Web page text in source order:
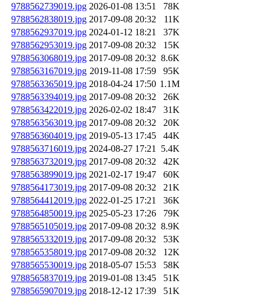
9788562739019.jpg 2026-01-08 13:51
78K
9788562838019.jpg 2017-09-08 20:32
11K
9788562937019.jpg 2024-01-12 18:21
37K
9788562953019.jpg 2017-09-08 20:32
15K
9788563068019.jpg 2017-09-08 20:32 8.6K
9788563167019.jpg 2019-11-08 17:59
95K
9788563365019.jpg 2018-04-24 17:50 1.1M
9788563394019.jpg 2017-09-08 20:32
26K
9788563422019.jpg 2026-02-02 18:47
31K
9788563563019.jpg 2017-09-08 20:32
20K
9788563604019.jpg 2019-05-13 17:45
44K
9788563716019.jpg 2024-08-27 17:21 5.4K
9788563732019.jpg 2017-09-08 20:32
42K
9788563899019.jpg 2021-02-17 19:47
60K
9788564173019.jpg 2017-09-08 20:32
21K
9788564412019.jpg 2022-01-25 17:21
36K
9788564850019.jpg 2025-05-23 17:26
79K
9788565105019.jpg 2017-09-08 20:32 8.9K
9788565332019.jpg 2017-09-08 20:32
53K
9788565358019.jpg 2017-09-08 20:32
12K
9788565530019.jpg 2018-05-07 15:53
58K
9788565837019.jpg 2019-01-08 13:45
51K
9788565907019.jpg 2018-12-12 17:39
51K